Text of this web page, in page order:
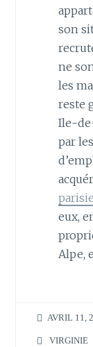
son
ne
les
reste
Ile-
par
eux,
Alpe,
AVRIL 11,
VIRGINIE